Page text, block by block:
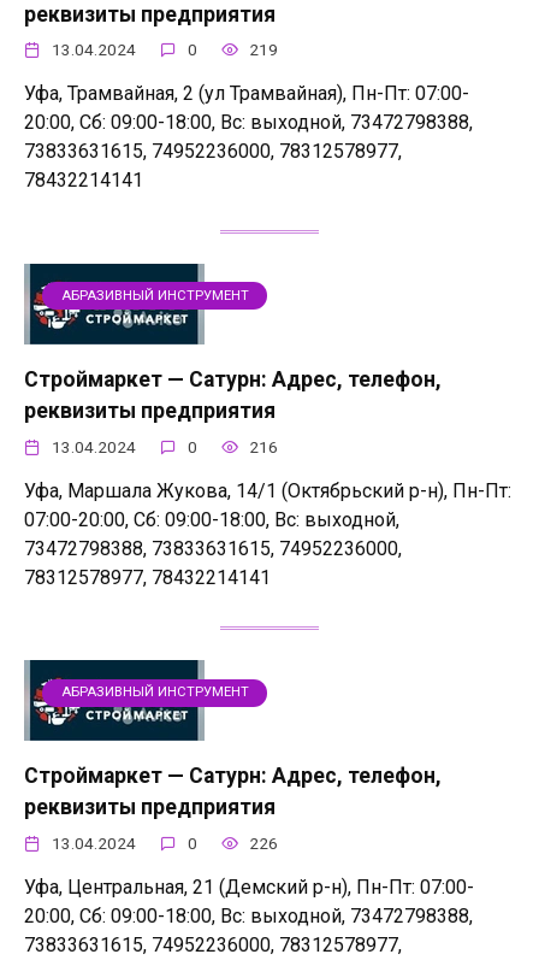
реквизиты предприятия
13.04.2024 0 219
Уфа, Трамвайная, 2 (ул Трамвайная), Пн-Пт: 07:00-
20:00, Сб: 09:00-18:00, Вс: выходной, 73472798388,
73833631615, 74952236000, 78312578977,
78432214141
АБРАЗИВНЫЙ ИНСТРУМЕНТ
Строймаркет — Сатурн: Адрес, телефон,
реквизиты предприятия
13.04.2024 0 216
Уфа, Маршала Жукова, 14/1 (Октябрьский р-н), Пн-Пт:
07:00-20:00, Сб: 09:00-18:00, Вс: выходной,
73472798388, 73833631615, 74952236000,
78312578977, 78432214141
АБРАЗИВНЫЙ ИНСТРУМЕНТ
Строймаркет — Сатурн: Адрес, телефон,
реквизиты предприятия
13.04.2024 0 226
Уфа, Центральная, 21 (Демский р-н), Пн-Пт: 07:00-
20:00, Сб: 09:00-18:00, Вс: выходной, 73472798388,
73833631615, 74952236000, 78312578977,